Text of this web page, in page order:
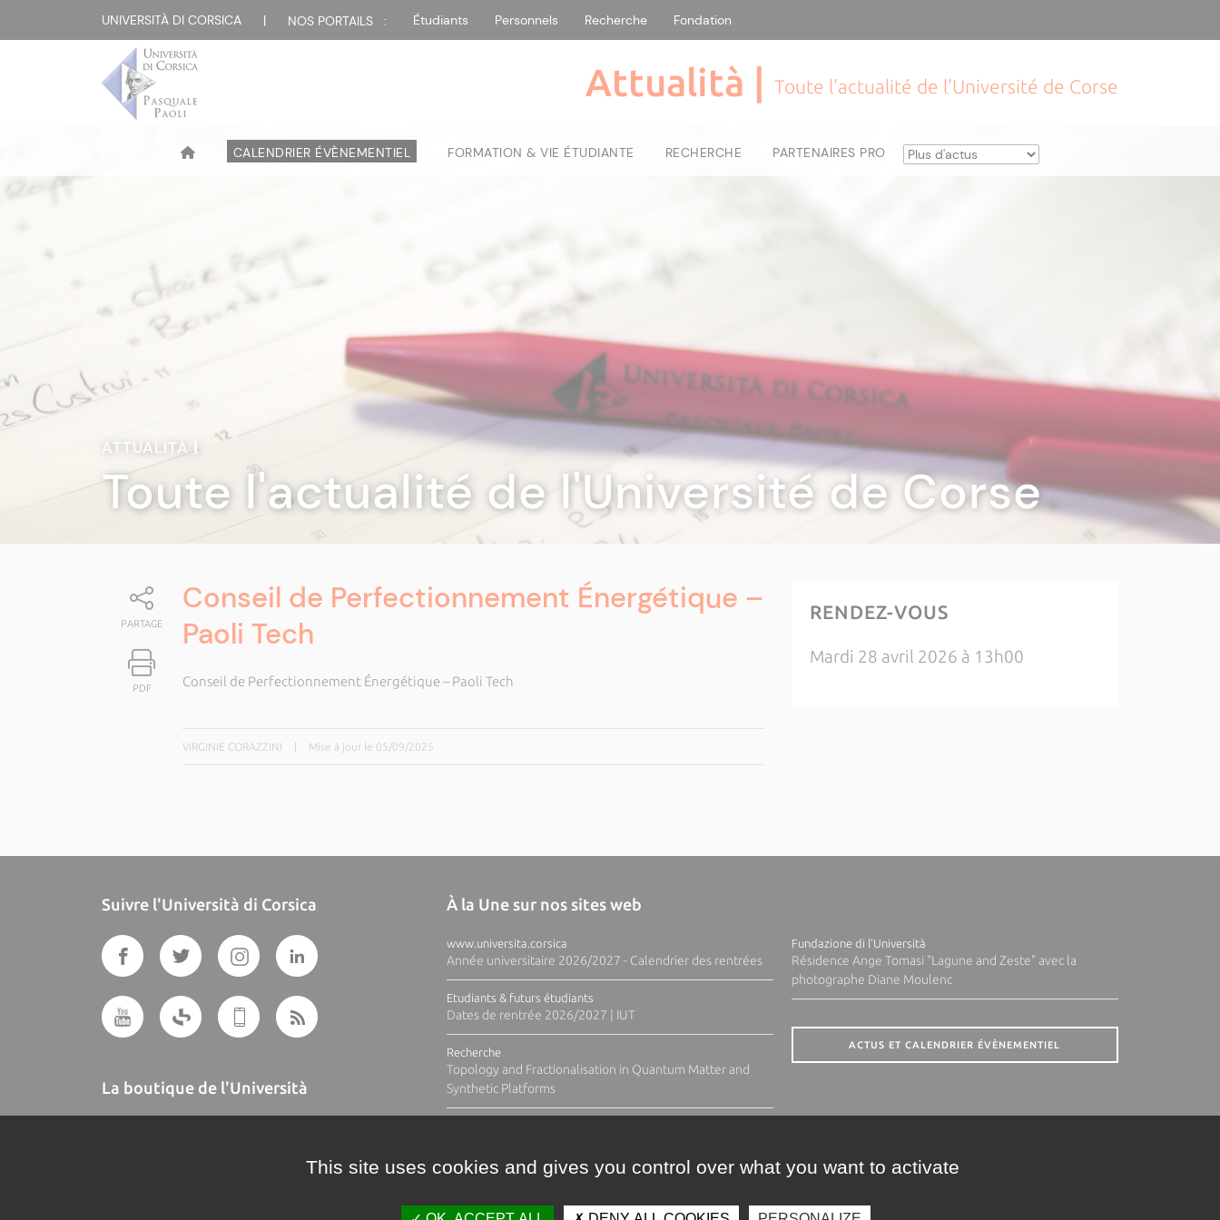
UNIVERSITÀ DI CORSICA | NOS PORTAILS : Étudiants Personnels Recherche Fondation
Attualità | Toute l'actualité de l'Université de Corse
CALENDRIER ÉVÈNEMENTIEL FORMATION & VIE ÉTUDIANTE RECHERCHE PARTENAIRES PRO
ATTUALITÀ|
Toute l'actualité de l'Université de Corse
PARTAGE
PDF
Conseil de Perfectionnement Énergétique –
Paoli Tech
Conseil de Perfectionnement Énergétique – Paoli Tech
VIRGINIE CORAZZINI Mise à jour le 05/09/2025
RENDEZ-VOUS
Mardi 28 avril 2026 à 13h00
Suivre l'Università di Corsica
La boutique de l'Università
À la Une sur nos sites web
www.universita.corsica
Année universitaire 2026/2027 - Calendrier des rentrées
Etudiants & futurs étudiants
Dates de rentrée 2026/2027 | IUT
Recherche
Topology and Fractionalisation in Quantum Matter and
Synthetic Platforms
Fundazione di l'Università
Résidence Ange Tomasi "Lagune and Zeste" avec la
photographe Diane Moulenc
ACTUS ET CALENDRIER ÉVÈNEMENTIEL
This site uses cookies and gives you control over what you want to activate